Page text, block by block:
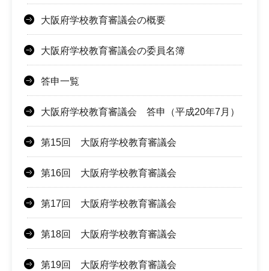
大阪府学校教育審議会の概要
大阪府学校教育審議会の委員名簿
答申一覧
大阪府学校教育審議会 答申（平成20年7月）
第15回 大阪府学校教育審議会
第16回 大阪府学校教育審議会
第17回 大阪府学校教育審議会
第18回 大阪府学校教育審議会
第19回 大阪府学校教育審議会